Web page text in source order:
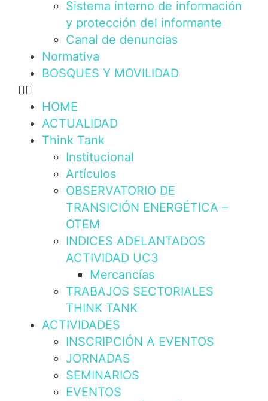
Sistema interno de información
y protección del informante
Canal de denuncias
Normativa
BOSQUES Y MOVILIDAD
HOME
ACTUALIDAD
Think Tank
Institucional
Artículos
OBSERVATORIO DE
TRANSICIÓN ENERGÉTICA –
OTEM
INDICES ADELANTADOS
ACTIVIDAD UC3
Mercancías
TRABAJOS SECTORIALES
THINK TANK
ACTIVIDADES
INSCRIPCIÓN A EVENTOS
JORNADAS
SEMINARIOS
EVENTOS